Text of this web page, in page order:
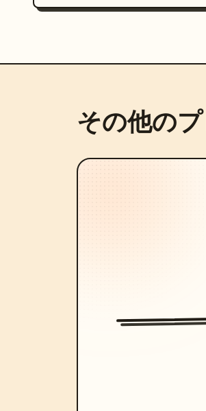
その他の